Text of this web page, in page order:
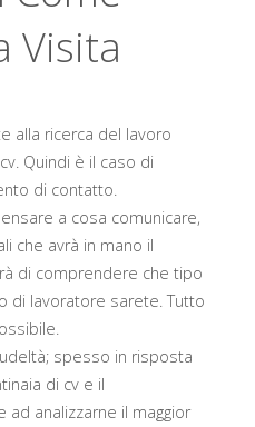
Visita
alla ricerca del lavoro
Quindi è il caso di
di contatto.
a cosa comunicare,
che avrà in mano il
di comprendere che tipo
di lavoratore sarete. Tutto
spesso in risposta
di cv e il
analizzarne il maggior